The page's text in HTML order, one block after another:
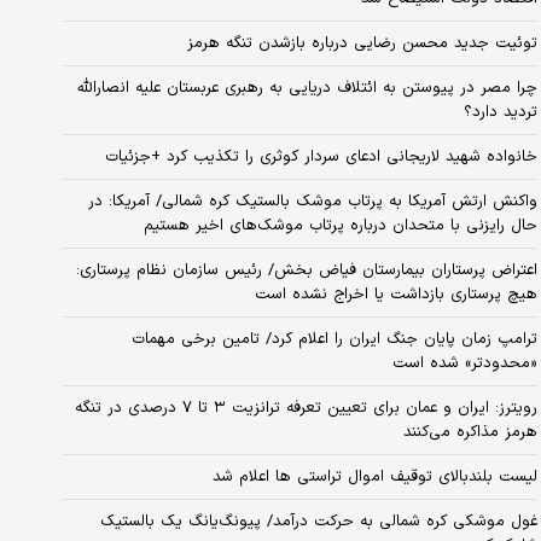
توئیت جدید محسن رضایی درباره بازشدن تنگه هرمز
چرا مصر در پیوستن به ائتلاف دریایی به رهبری عربستان علیه انصارالله
تردید دارد؟
خانواده شهید لاریجانی ادعای سردار کوثری را تکذیب کرد +جزئیات
واکنش ارتش آمریکا به پرتاب موشک بالستیک کره شمالی/ آمریکا: در
حال رایزنی با متحدان درباره پرتاب موشک‌های اخیر هستیم
اعتراض پرستاران بیمارستان فیاض بخش/ رئیس سازمان نظام پرستاری:
هیچ پرستاری بازداشت یا اخراج نشده است
ترامپ زمان پایان جنگ ایران را اعلام کرد/ تامین برخی مهمات
«محدودتر» شده است
رویترز: ایران و عمان برای تعیین تعرفه ترانزیت ۳ تا ۷ درصدی در تنگه
هرمز مذاکره می‌کنند
لیست بلندبالای توقیف اموال تراستی ها اعلام شد
غول موشکی کره شمالی به حرکت درآمد/ پیونگ‌یانگ یک بالستیک